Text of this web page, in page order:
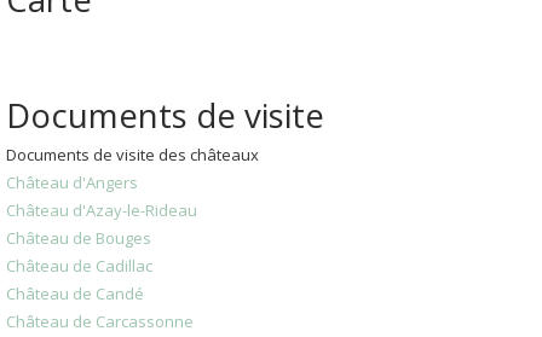
Documents de visite
Documents de visite des châteaux
Château d'Angers
Château d'Azay-le-Rideau
Château de Bouges
Château de Cadillac
Château de Candé
Château de Carcassonne